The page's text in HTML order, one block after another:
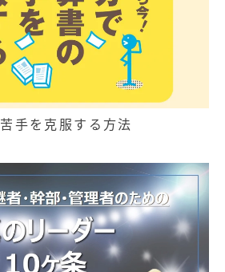
手を克服する方法